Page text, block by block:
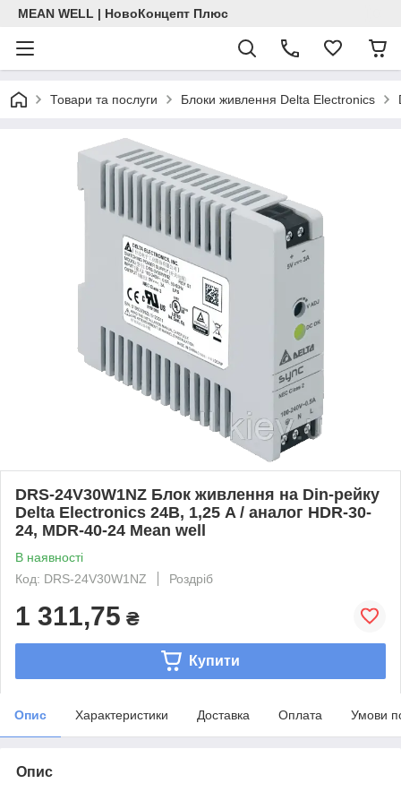
MEAN WELL | НовоКонцепт Плюс
Товари та послуги Блоки живлення Delta Electronics
DRS-24V30W1NZ Блок живлення на Din-рейку
Delta Electronics 24В, 1,25 A / аналог HDR-30-
24, MDR-40-24 Mean well
В наявності
Код: DRS-24V30W1NZ
Роздріб
1 311,75 ₴
Купити
Опис Характеристики Доставка Оплата Умови
Опис